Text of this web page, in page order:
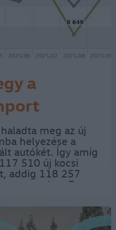
a
meg az új
helyezése a
autókét. Így amíg
510 új kocsi
addig 118 257
utakra. Ez
meg az elmúlt év